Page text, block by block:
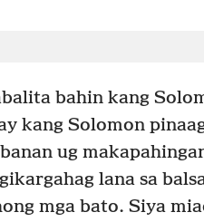
bahin kang
kang Solomon
ug
lana sa
mga bato. Siya